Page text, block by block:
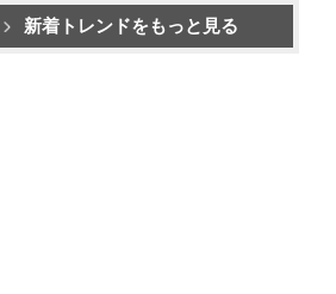
新着トレンドをもっと見る